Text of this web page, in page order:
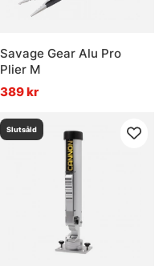
Savage Gear Alu Pro
Plier M
389 kr
Slutsåld